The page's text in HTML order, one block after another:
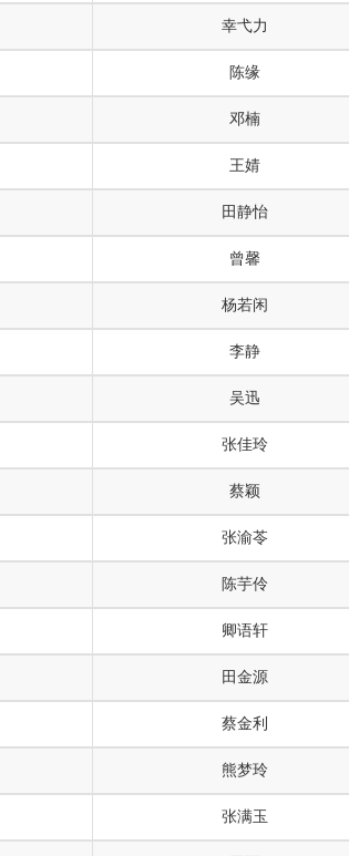
幸弋力
陈缘
邓楠
王婧
田静怡
曾馨
杨若闲
李静
吴迅
张佳玲
蔡颖
张渝苓
陈芋伶
卿语轩
田金源
蔡金利
熊梦玲
张满玉